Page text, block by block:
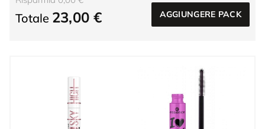
Totale 23,00 € AGGIUNGERE PACK